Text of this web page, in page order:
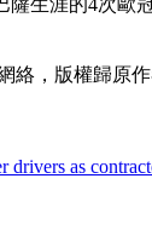
絡，版權歸原
drivers as